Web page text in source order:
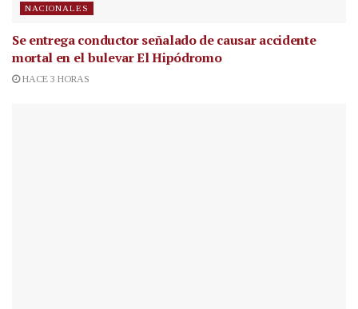
NACIONALES
Se entrega conductor señalado de causar accidente
mortal en el bulevar El Hipódromo
HACE 3 HORAS